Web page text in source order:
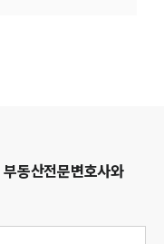
부동산전문변호사와